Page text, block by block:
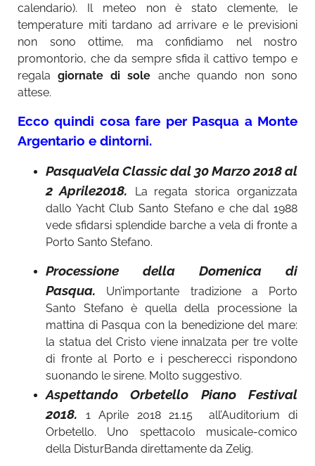
calendario). Il meteo non è stato clemente, le
temperature miti tardano ad arrivare e le previsioni
non sono ottime, ma confidiamo nel nostro
promontorio, che da sempre sfida il cattivo tempo e
regala giornate di sole anche quando non sono
attese.
Ecco quindi cosa fare per Pasqua a Monte
Argentario e dintorni.
PasquaVela Classic dal 30 Marzo 2018 al
2 Aprile2018.
La regata storica organizzata
dallo Yacht Club Santo Stefano e che dal 1988
vede sfidarsi splendide barche a vela di fronte a
Porto Santo Stefano.
Processione della Domenica di
Pasqua. Un’importante tradizione a Porto
Santo Stefano è quella della processione la
mattina di Pasqua con la benedizione del mare:
la statua del Cristo viene innalzata per tre volte
di fronte al Porto e i pescherecci rispondono
suonando le sirene. Molto suggestivo.
Aspettando Orbetello Piano Festival
2018. 1 Aprile 2018 21.15 all’Auditorium di
Orbetello. Uno spettacolo musicale-comico
della DisturBanda direttamente da Zelig.